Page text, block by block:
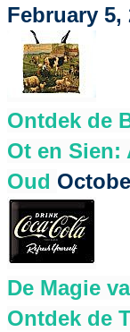
February 5,
Ontdek de
Ot en Sien:
Oud
De Magie
Ontdek de